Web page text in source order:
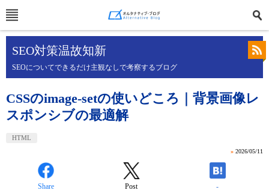
SEO対策温故知新
SEOについてできるだけ主観なしで考察するブログ
CSSのimage-setの使いどころ｜背景画像レ
スポンシブの最適解
HTML
» 2026/05/11
Share Post -